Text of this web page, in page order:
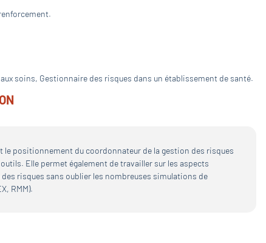
soins, Gestionnaire des risques dans un établissement de santé.
positionnement du coordonnateur de la gestion des risques
Elle permet également de travailler sur les aspects
risques sans oublier les nombreuses simulations de
RMM).